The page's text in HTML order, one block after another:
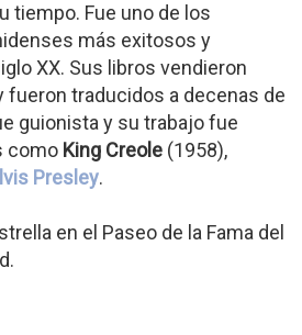
tiempo. Fue uno de los
más exitosos y
XX. Sus libros vendieron
fueron traducidos a decenas de
guionista y su trabajo fue
como King Creole (1958),
Presley.
en el Paseo de la Fama del